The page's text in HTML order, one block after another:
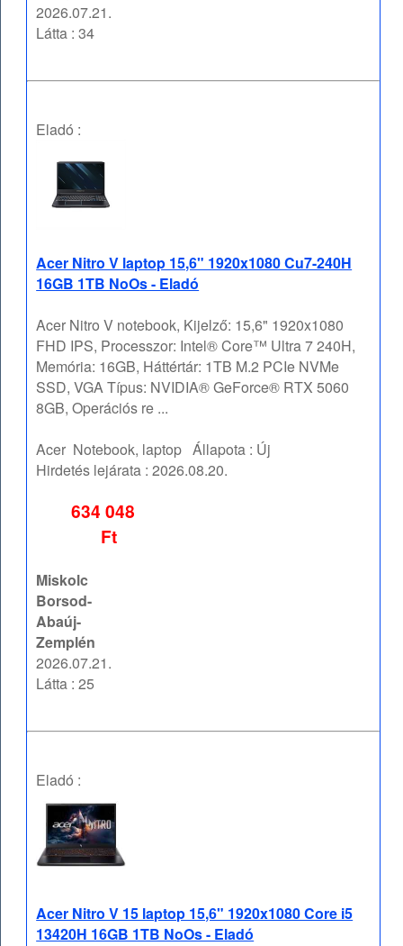
2026.07.21.
Látta : 34
Eladó :
Acer Nitro V laptop 15,6" 1920x1080 Cu7-240H
16GB 1TB NoOs - Eladó
Acer Nitro V notebook, Kijelző: 15,6" 1920x1080
FHD IPS, Processzor: Intel® Core™ Ultra 7 240H,
Memória: 16GB, Háttértár: 1TB M.2 PCIe NVMe
SSD, VGA Típus: NVIDIA® GeForce® RTX 5060
8GB, Operációs re ...
Acer Notebook, laptop Állapota : Új
Hirdetés lejárata :2026.08.20.
634 048
Ft
Miskolc
Borsod-
Abaúj-
Zemplén
2026.07.21.
Látta : 25
Eladó :
Acer Nitro V 15 laptop 15,6" 1920x1080 Core i5
13420H 16GB 1TB NoOs - Eladó